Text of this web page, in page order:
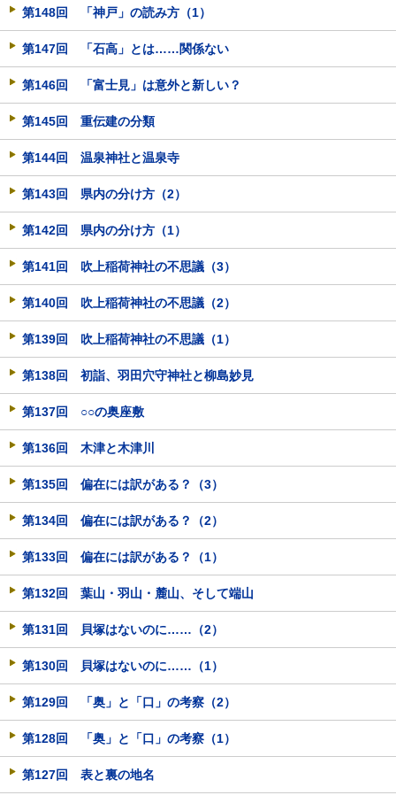
第148回 「神戸」の読み方（1）
第147回 「石高」とは……関係ない
第146回 「富士見」は意外と新しい？
第145回 重伝建の分類
第144回 温泉神社と温泉寺
第143回 県内の分け方（2）
第142回 県内の分け方（1）
第141回 吹上稲荷神社の不思議（3）
第140回 吹上稲荷神社の不思議（2）
第139回 吹上稲荷神社の不思議（1）
第138回 初詣、羽田穴守神社と柳島妙見
第137回 ○○の奥座敷
第136回 木津と木津川
第135回 偏在には訳がある？（3）
第134回 偏在には訳がある？（2）
第133回 偏在には訳がある？（1）
第132回 葉山・羽山・麓山、そして端山
第131回 貝塚はないのに……（2）
第130回 貝塚はないのに……（1）
第129回 「奥」と「口」の考察（2）
第128回 「奥」と「口」の考察（1）
第127回 表と裏の地名